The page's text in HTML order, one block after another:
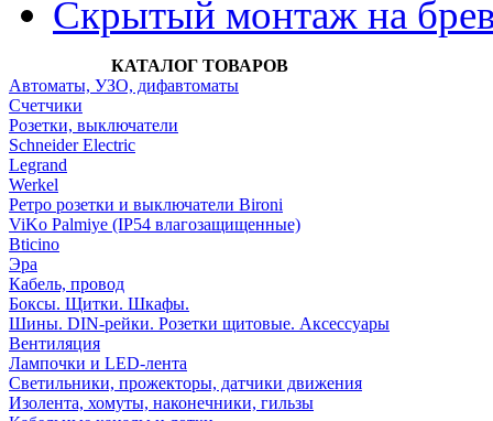
Скрытый монтаж на
КАТАЛОГ ТОВАРОВ
Автоматы, УЗО, дифавтоматы
Счетчики
Розетки, выключатели
Schneider Electric
Legrand
Werkel
Ретро розетки и выключатели Bironi
ViKo Palmiye (IP54 влагозащищенные)
Bticino
Эра
Кабель, провод
Боксы. Щитки. Шкафы.
Шины. DIN-рейки. Розетки щитовые. Аксессуары
Вентиляция
Лампочки и LED-лента
Светильники, прожекторы, датчики движения
Изолента, хомуты, наконечники, гильзы